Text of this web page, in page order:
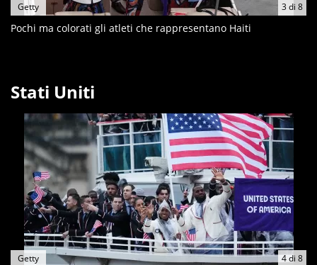
3di 8
Getty
Pochi ma colorati gli atleti che rappresentano Haiti
Stati Uniti
4di 8
Getty